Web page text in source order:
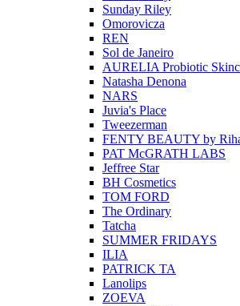
Sunday Riley
Omorovicza
REN
Sol de Janeiro
AURELIA Probiotic
Natasha Denona
NARS
Juvia's Place
Tweezerman
FENTY BEAUTY by
PAT McGRATH LABS
Jeffree Star
BH Cosmetics
TOM FORD
The Ordinary
Tatcha
SUMMER FRIDAYS
ILIA
PATRICK TA
Lanolips
ZOEVA